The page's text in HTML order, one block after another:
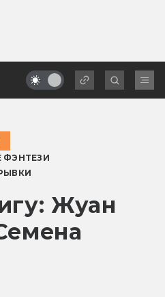
ФЭНТЕЗИ
Жуан